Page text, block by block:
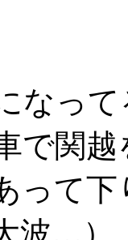
なっ
で関越
って
波…）